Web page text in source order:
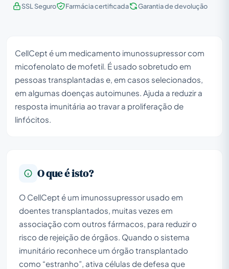
SSL Seguro Farmácia certificada Garantia de devolução
CellCept é um medicamento imunossupressor com
micofenolato de mofetil. É usado sobretudo em
pessoas transplantadas e, em casos selecionados,
em algumas doenças autoimunes. Ajuda a reduzir a
resposta imunitária ao travar a proliferação de
linfócitos.
O que é isto?
O CellCept é um imunossupressor usado em
doentes transplantados, muitas vezes em
associação com outros fármacos, para reduzir o
risco de rejeição de órgãos. Quando o sistema
imunitário reconhece um órgão transplantado
como “estranho”, ativa células de defesa que